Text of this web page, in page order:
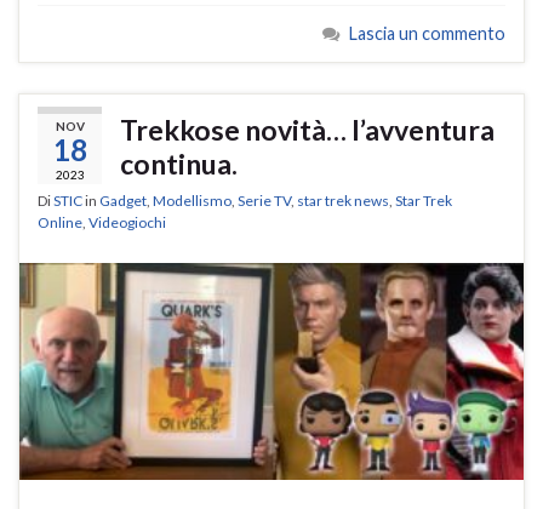
Lascia un commento
NOV
18
2023
Trekkose novità… l’avventura
continua.
DiSTICin Gadget Modellismo Serie TV, star trek news Star Trek
Online Videogiochi